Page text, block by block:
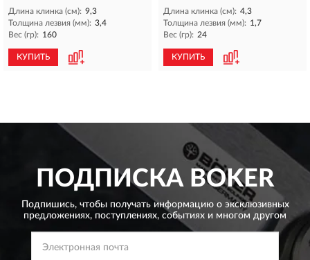
Длина клинка (см): 9,3
Толщина лезвия (мм): 3,4
Вес (гр): 160
КУПИТЬ
Длина клинка (см): 4,3
Толщина лезвия (мм): 1,7
Вес (гр): 24
КУПИТЬ
ПОДПИСКА BOKER
Подпишись, чтобы получать информацию о эксклюзивных
предложениях, поступлениях, событиях и многом другом